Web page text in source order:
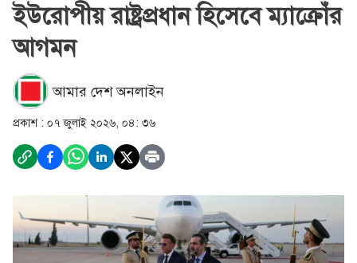
ইউরোপীয় রাষ্ট্রপ্রধান হিসেবে ম্যাক্রোঁর
আগমন
আমার দেশ অনলাইন
প্রকাশ : ০৭ জুলাই ২০২৬, ০৪: ৩৬